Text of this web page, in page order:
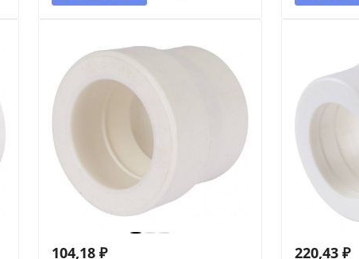
104,18 ₽ 220,43 ₽